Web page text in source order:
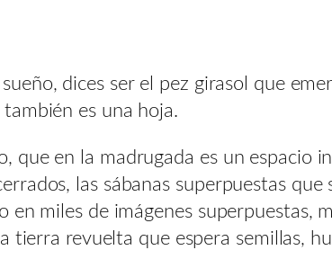
dices ser el pez girasol que
es una hoja.
que en la madrugada es un espacio
las sábanas superpuestas
en miles de imágenes superpuestas,
tierra revuelta que espera semillas,